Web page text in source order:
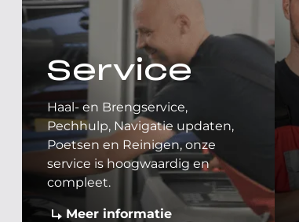
Service
Haal- en Brengservice,
Pechhulp, Navigatie updaten,
Poetsen en Reinigen, onze
service is hoogwaardig en
compleet.
Meer informatie